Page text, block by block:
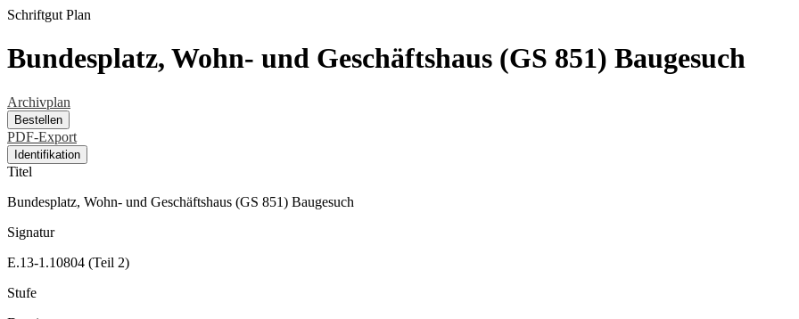
Schriftgut Plan
Bundesplatz, Wohn- und Geschäftshaus (GS 851) Baugesuch
Archivplan
Bestellen
PDF-Export
Identifikation
Titel
Bundesplatz, Wohn- und Geschäftshaus (GS 851) Baugesuch
Signatur
E.13-1.10804 (Teil 2)
Stufe